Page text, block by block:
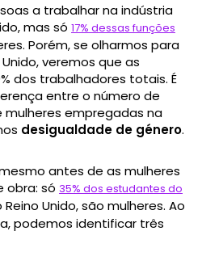
a trabalhar na indústria
mas só 17% dessas funções
Porém, se olharmos para
veremos que as
dos trabalhadores totais. É
entre o número de
empregadas na
desigualdade de género.
antes de as mulheres
obra: só 35% dos estudantes do
Reino Unido, são mulheres. Ao
podemos identificar três